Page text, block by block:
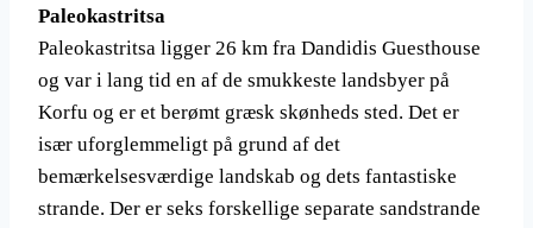
Paleokastritsa
Paleokastritsa ligger 26 km fra Dandidis Guesthouse
og var i lang tid en af ​​de smukkeste landsbyer på
Korfu og er et berømt græsk skønheds sted. Det er
især uforglemmeligt på grund af det
bemærkelsesværdige landskab og dets fantastiske
strande. Der er seks forskellige separate sandstrande